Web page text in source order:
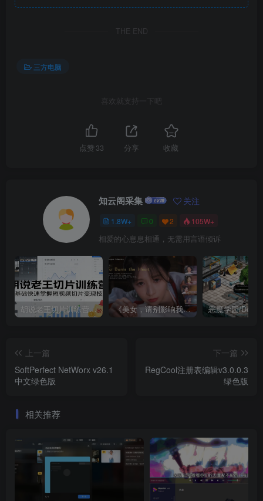
THE END
三方电脑
喜欢就支持一下吧
点赞 33 分享 收藏
知云阁采集 关注
1.8W+ 0 2 105W+
相爱的心息息相通，无需用言语倾诉
胡说老王切片训练营，零基础快速掌握短视频切片变现技巧 《美女，请别影响我成仙全球版》中文版
上一篇
SoftPerfect NetWorx v26.1
中文绿色版
下一篇
RegCool注册表编辑v3.0.0.3
绿色版
相关推荐